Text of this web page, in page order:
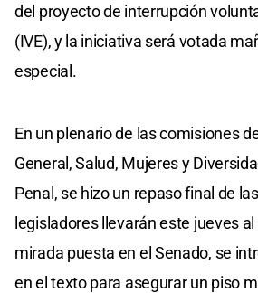
del proyecto de interrupción
(IVE), y la iniciativa será votada
especial.
En un plenario de las comisiones
General, Salud, Mujeres y
Penal, se hizo un repaso final de
legisladores llevarán este jueves al
mirada puesta en el Senado, se
en el texto para asegurar un piso